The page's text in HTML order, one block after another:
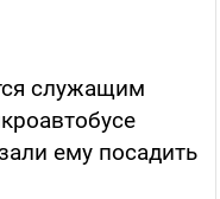
служащим
ему посадить